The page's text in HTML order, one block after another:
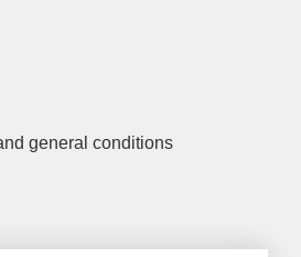
general conditions